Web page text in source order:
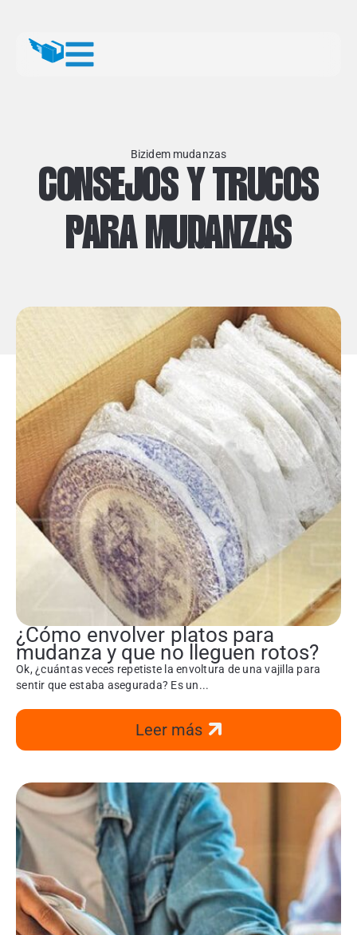
Bizidem mudanzas
CONSEJOS Y TRUCOS
PARA MUDANZAS
¿Cómo envolver platos para
mudanza y que no lleguen rotos?
Ok, ¿cuántas veces repetiste la envoltura de una vajilla para
sentir que estaba asegurada? Es un...
Leer más